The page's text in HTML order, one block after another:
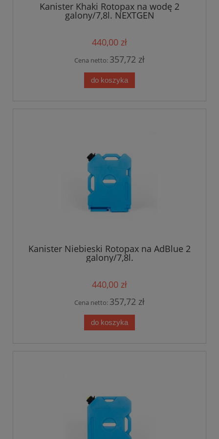
Kanister Khaki Rotopax na wodę 2
galony/7,8l. NEXTGEN
440,00 zł
Cena netto: 357,72 zł
do koszyka
Kanister Niebieski Rotopax na AdBlue 2
galony/7,8l.
440,00 zł
Cena netto: 357,72 zł
do koszyka